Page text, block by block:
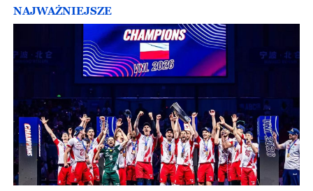
NAJWAŻNIEJSZE